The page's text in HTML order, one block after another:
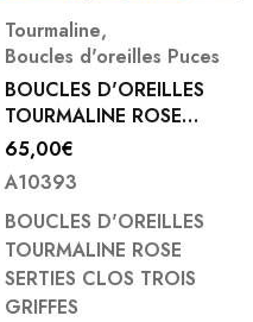
Tourmaline,
Boucles d'oreilles Puces
BOUCLES D'OREILLES
TOURMALINE ROSE
SERTIES CLOS TROIS
GRIFFES ARGENT
65,00€
A10393
BOUCLES D'OREILLES
TOURMALINE ROSE
SERTIES CLOS TROIS
GRIFFES